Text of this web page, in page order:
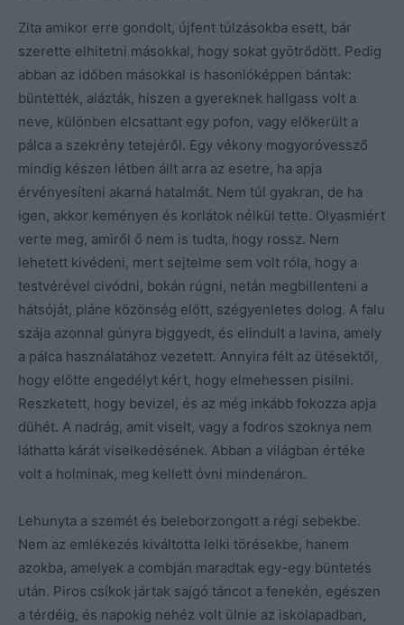
Zita amikor erre gondolt, újfent túlzásokba esett, bár
szerette elhitetni másokkal, hogy sokat gyötrődött. Pedig
abban az időben másokkal is hasonlóképpen bántak:
büntették, alázták, hiszen a gyereknek hallgass volt a
neve, különben elcsattant egy pofon, vagy előkerült a
pálca a szekrény tetejéről. Egy vékony mogyoróvessző
mindig készen létben állt arra az esetre, ha apja
érvényesíteni akarná hatalmát. Nem túl gyakran, de ha
igen, akkor keményen és korlátok nélkül tette. Olyasmiért
verte meg, amiről ő nem is tudta, hogy rossz. Nem
lehetett kivédeni, mert sejtelme sem volt róla, hogy a
testvérével civódni, bokán rúgni, netán megbillenteni a
hátsóját, pláne közönség előtt, szégyenletes dolog. A falu
szája azonnal gúnyra biggyedt, és elindult a lavina, amely
a pálca használatához vezetett. Annyira félt az ütésektől,
hogy előtte engedélyt kért, hogy elmehessen pisilni.
Reszketett, hogy bevizel, és az még inkább fokozza apja
dühét. A nadrág, amit viselt, vagy a fodros szoknya nem
láthatta kárát viselkedésének. Abban a világban értéke
volt a holminak, meg kellett óvni mindenáron.
Lehunyta a szemét és beleborzongott a régi sebekbe.
Nem az emlékezés kiváltotta lelki törésekbe, hanem
azokba, amelyek a combján maradtak egy-egy büntetés
után. Piros csíkok jártak sajgó táncot a fenekén, egészen
a térdéig, és napokig nehéz volt ülnie az iskolapadban,